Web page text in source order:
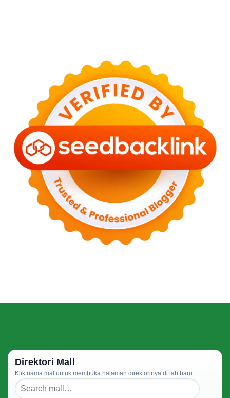
Direktori Mall
Klik nama mal untuk membuka halaman direktorinya di tab baru.